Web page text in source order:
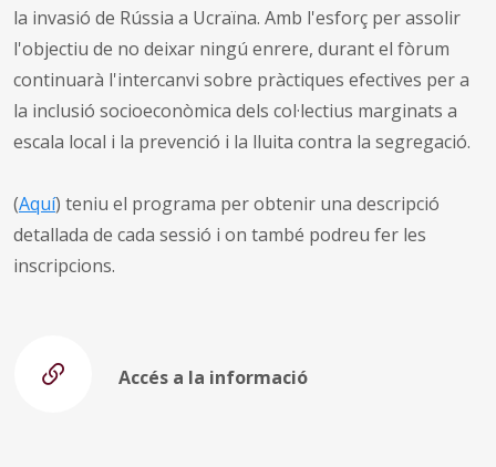
la invasió de Rússia a Ucraïna. Amb l'esforç per assolir
l'objectiu de no deixar ningú enrere, durant el fòrum
continuarà l'intercanvi sobre pràctiques efectives per a
la inclusió socioeconòmica dels col·lectius marginats a
escala local i la prevenció i la lluita contra la segregació.
(Aquí) teniu el programa per obtenir una descripció
detallada de cada sessió i on també podreu fer les
inscripcions.
Accés a la informació